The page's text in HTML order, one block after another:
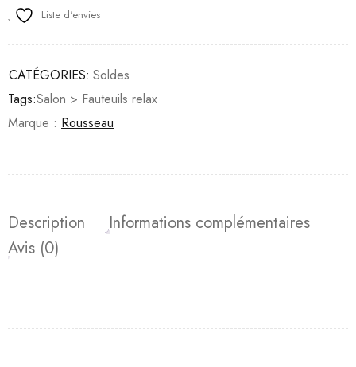
Liste d'envies
CATÉGORIES: Soldes
Tags:Salon > Fauteuils relax
Marque : Rousseau
Description
Informations complémentaires
Avis (0)